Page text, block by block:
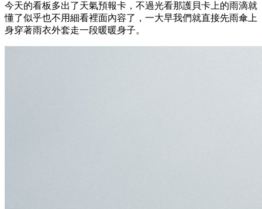
今天的看板多出了天氣預報卡，不過光看那護貝卡上的雨滴就
懂了似乎也不用細看裡面內容了，一大早我們就直接先雨傘上
身穿著雨衣外套走一段暖暖身子。